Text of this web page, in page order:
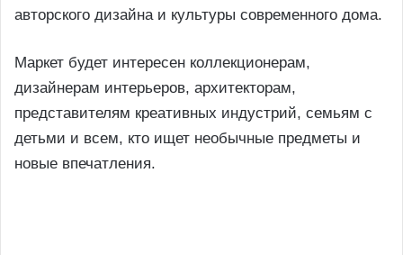
авторского дизайна и культуры современного дома.
Маркет будет интересен коллекционерам,
дизайнерам интерьеров, архитекторам,
представителям креативных индустрий, семьям с
детьми и всем, кто ищет необычные предметы и
новые впечатления.